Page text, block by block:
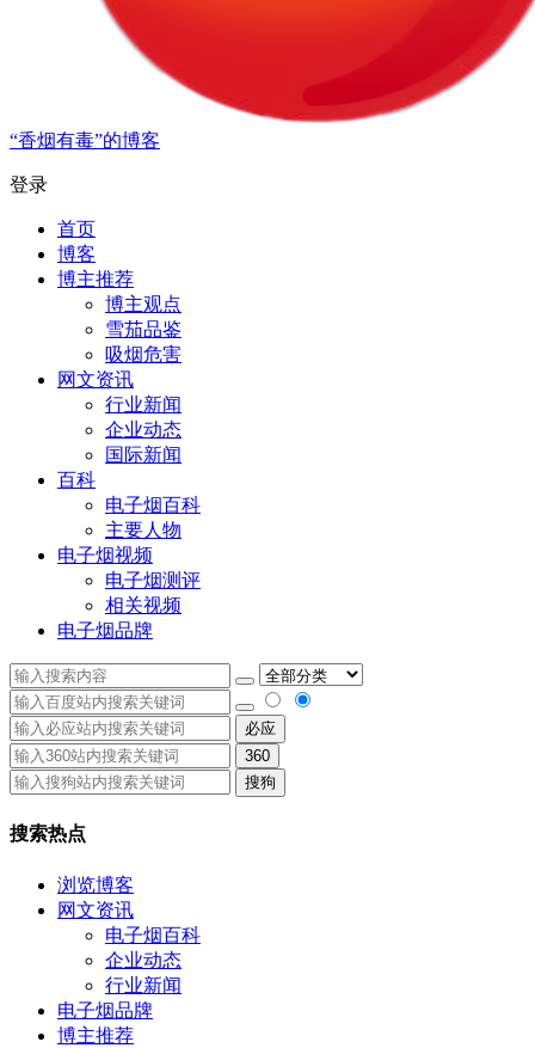
“香烟有毒”的博客
登录
首页
博客
博主推荐
博主观点
雪茄品鉴
吸烟危害
网文资讯
行业新闻
企业动态
国际新闻
百科
电子烟百科
主要人物
电子烟视频
电子烟测评
相关视频
电子烟品牌
必应
360
搜狗
搜索热点
浏览博客
网文资讯
电子烟百科
企业动态
行业新闻
电子烟品牌
博主推荐